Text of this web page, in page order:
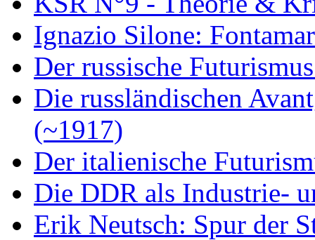
Ignazio Silone:
Der russische
Die russländischen
(~1917)
Der italienische
Die DDR als Industrie-
Erik Neutsch: Spur der